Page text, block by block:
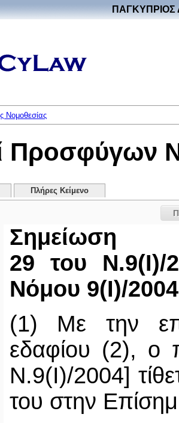
ΠΑΓΚΥΠΡΙΟΣ
Νομοθεσίας
Προσφύγων
Πλήρες Κείμενο
Σημείωση
29 του Ν.9(I)/
Νόμου 9(I)/2004
(1) Με την
εδαφίου (2),
Ν.9(I)/2004]
του στην